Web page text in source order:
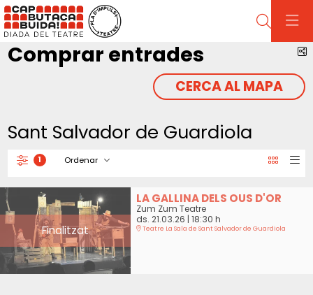
Cerca
Comprar entrades
CERCA AL MAPA
Sant Salvador de Guardiola
Filtrar
1 Ordenar
Finalitzat
LA GALLINA DELS OUS D'OR
Zum Zum Teatre
ds. 21.03.26 | 18:30 h
Teatre La Sala de Sant Salvador de Guardiola